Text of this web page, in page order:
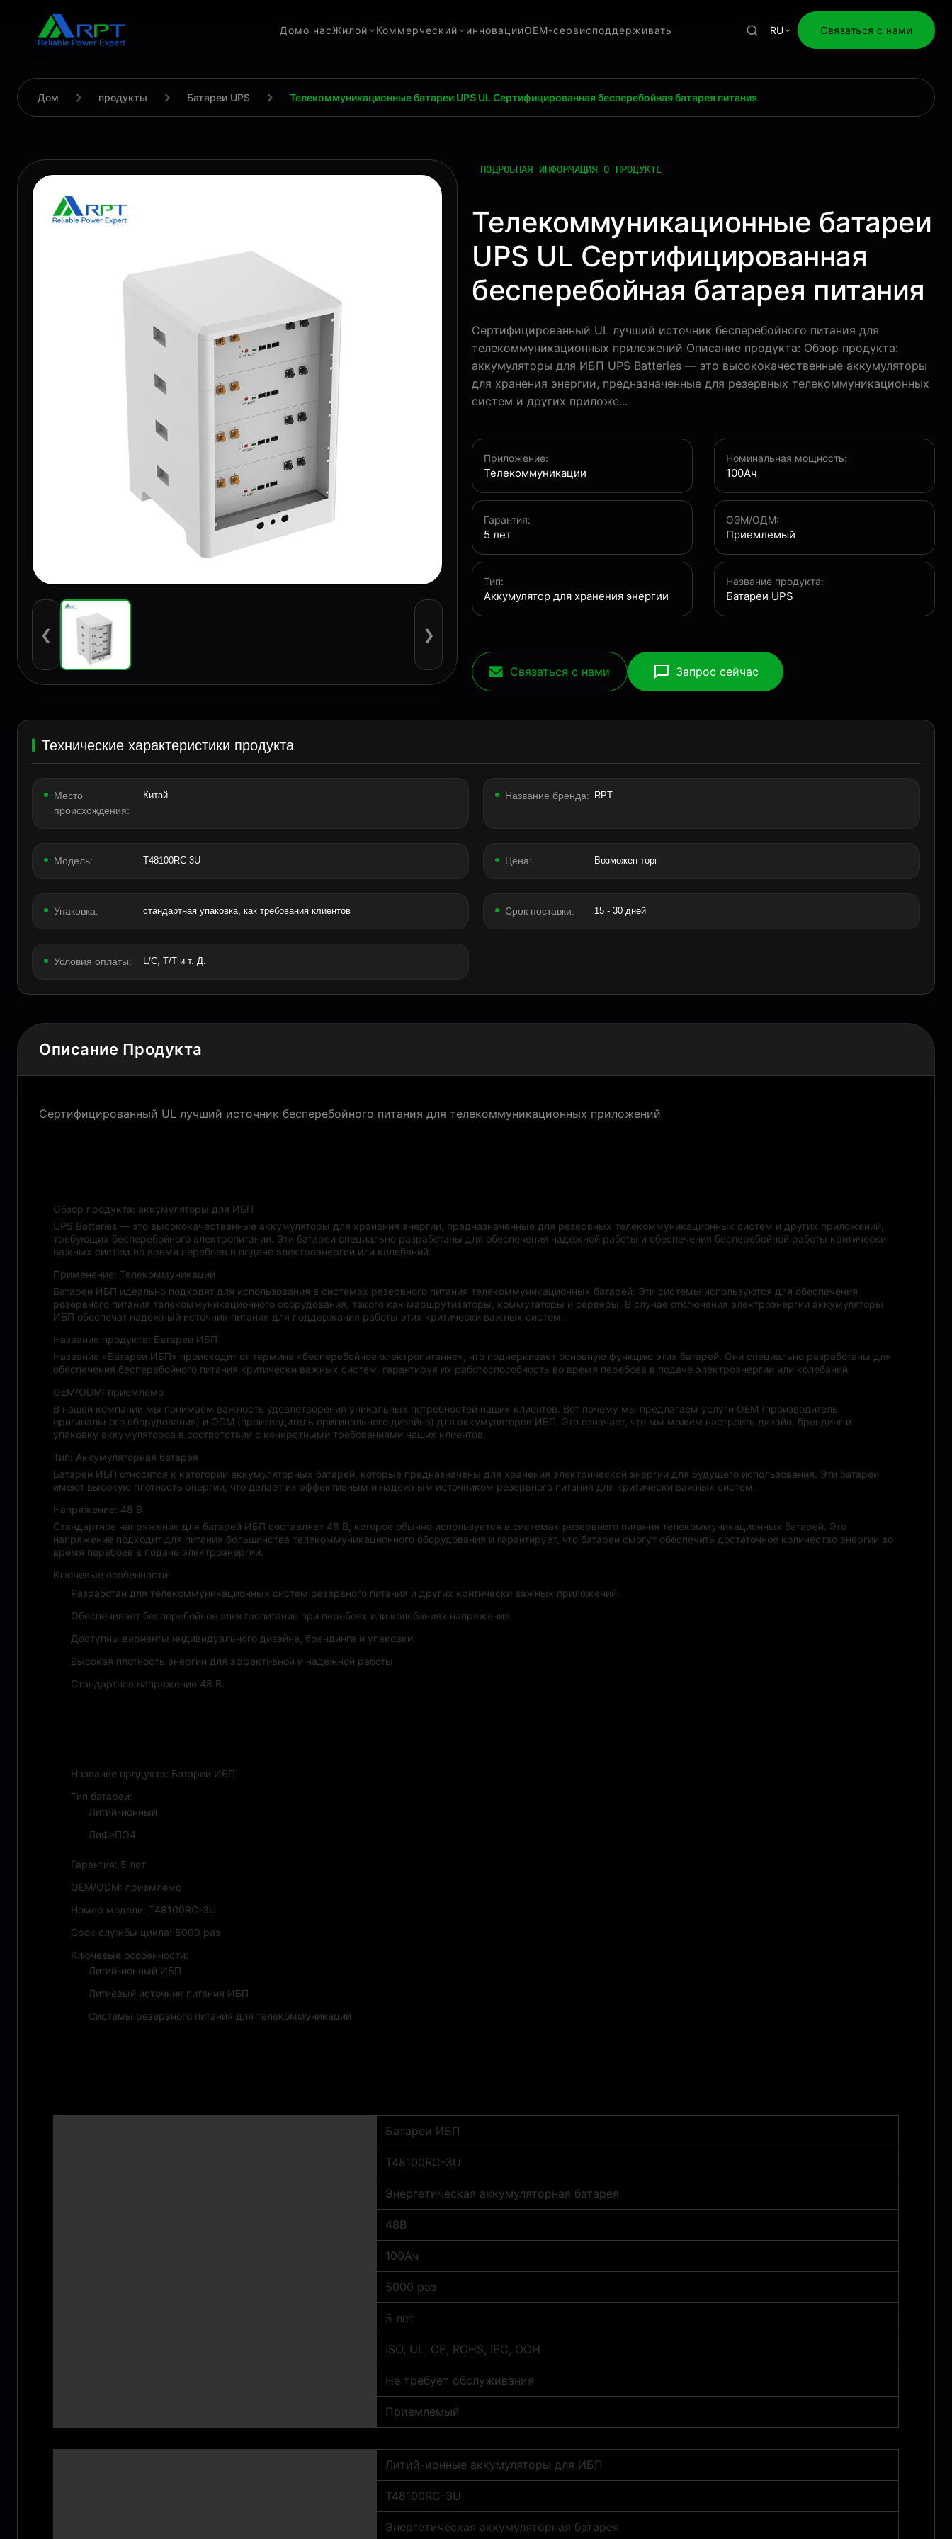
Домо насЖилой Коммерческий инновацииOEM-сервисподдерживать RU Связаться с нами
Дом продукты Батареи UPS Телекоммуникационные батареи UPS UL Сертифицированная бесперебойная батарея питания
❮ ❯
ПОДРОБНАЯ ИНФОРМАЦИЯ О ПРОДУКТЕ
Телекоммуникационные батареи
UPS UL Сертифицированная
бесперебойная батарея питания
Сертифицированный UL лучший источник бесперебойного питания для
телекоммуникационных приложений Описание продукта: Обзор продукта:
аккумуляторы для ИБП UPS Batteries — это высококачественные аккумуляторы
для хранения энергии, предназначенные для резервных телекоммуникационных
систем и других приложе...
Приложение:
Телекоммуникации
Номинальная мощность:
100Ач
Гарантия:
5 лет
ОЭМ/ОДМ:
Приемлемый
Тип:
Аккумулятор для хранения энергии
Название продукта:
Батареи UPS
Связаться с нами Запрос сейчас
Технические характеристики продукта
Место
происхождения:
Китай Название бренда: RPT
Модель: T48100RC-3U Цена: Возможен торг
Упаковка: стандартная упаковка, как требования клиентов Срок поставки: 15 - 30 дней
Условия оплаты: L/C, T/T и т. Д.
Описание Продукта
Сертифицированный UL лучший источник бесперебойного питания для телекоммуникационных приложений
Обзор продукта: аккумуляторы для ИБП
UPS Batteries — это высококачественные аккумуляторы для хранения энергии, предназначенные для резервных телекоммуникационных систем и других приложений,
требующих бесперебойного электропитания. Эти батареи специально разработаны для обеспечения надежной работы и обеспечения бесперебойной работы критически
важных систем во время перебоев в подаче электроэнергии или колебаний.
Применение: Телекоммуникации
Батареи ИБП идеально подходят для использования в системах резервного питания телекоммуникационных батарей. Эти системы используются для обеспечения
резервного питания телекоммуникационного оборудования, такого как маршрутизаторы, коммутаторы и серверы. В случае отключения электроэнергии аккумуляторы
ИБП обеспечат надежный источник питания для поддержания работы этих критически важных систем.
Название продукта: Батареи ИБП
Название «Батареи ИБП» происходит от термина «бесперебойное электропитание», что подчеркивает основную функцию этих батарей. Они специально разработаны для
обеспечения бесперебойного питания критически важных систем, гарантируя их работоспособность во время перебоев в подаче электроэнергии или колебаний.
OEM/ODM: приемлемо
В нашей компании мы понимаем важность удовлетворения уникальных потребностей наших клиентов. Вот почему мы предлагаем услуги OEM (производитель
оригинального оборудования) и ODM (производитель оригинального дизайна) для аккумуляторов ИБП. Это означает, что мы можем настроить дизайн, брендинг и
упаковку аккумуляторов в соответствии с конкретными требованиями наших клиентов.
Тип: Аккумуляторная батарея
Батареи ИБП относятся к категории аккумуляторных батарей, которые предназначены для хранения электрической энергии для будущего использования. Эти батареи
имеют высокую плотность энергии, что делает их эффективным и надежным источником резервного питания для критически важных систем.
Напряжение: 48 В
Стандартное напряжение для батарей ИБП составляет 48 В, которое обычно используется в системах резервного питания телекоммуникационных батарей. Это
напряжение подходит для питания большинства телекоммуникационного оборудования и гарантирует, что батареи смогут обеспечить достаточное количество энергии во
время перебоев в подаче электроэнергии.
Ключевые особенности:
Разработан для телекоммуникационных систем резервного питания и других критически важных приложений.
Обеспечивает бесперебойное электропитание при перебоях или колебаниях напряжения.
Доступны варианты индивидуального дизайна, брендинга и упаковки.
Высокая плотность энергии для эффективной и надежной работы
Стандартное напряжение 48 В.
Название продукта: Батареи ИБП
Тип батареи:
Литий-ионный
ЛиФеПО4
Гарантия: 5 лет
OEM/ODM: приемлемо
Номер модели: T48100RC-3U
Срок службы цикла: 5000 раз
Ключевые особенности:
Литий-ионный ИБП
Литиевый источник питания ИБП
Системы резервного питания для телекоммуникаций
Батареи ИБП
Т48100RC-3U
Энергетическая аккумуляторная батарея
48В
100Ач
5000 раз
5 лет
ISO, UL, CE, ROHS, IEC, ООН
Не требует обслуживания
Приемлемый
Литий-ионные аккумуляторы для ИБП
Т48100RC-3U
Энергетическая аккумуляторная батарея